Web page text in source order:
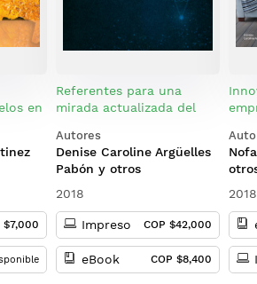
en
$7,000
Referentes para una
mirada actualizada del
el contexto de la
educación a distancia y
virtual
Autores
Denise Caroline Argüelles
Pabón y otros
2018
Impreso COP $42,000
eBook COP $8,400
2018